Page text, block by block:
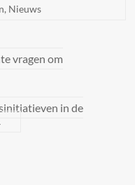
, Nieuws
vragen om
in de